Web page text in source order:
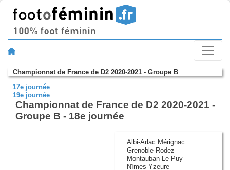
Championnat de France de D2 2020-2021 - Groupe B
17e journée
19e journée
Championnat de France de D2 2020-2021 -
Groupe B - 18e journée
Albi-Arlac Mérignac
Grenoble-Rodez
Montauban-Le Puy
Nîmes-Yzeure